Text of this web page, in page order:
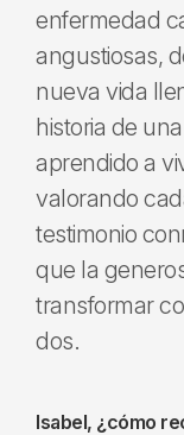
enfermedad
angustiosas,
nueva vida
historia de
aprendido a
valorando
testimonio
que la
transformar
dos.
Isabel, ¿cómo